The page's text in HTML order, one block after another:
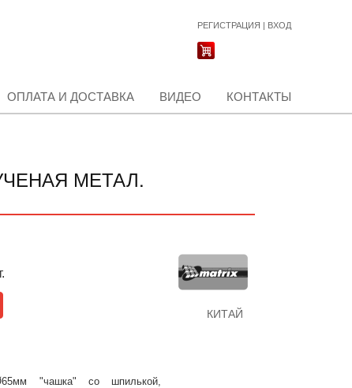
РЕГИСТРАЦИЯ | ВХОД
ОПЛАТА И ДОСТАВКА ВИДЕО КОНТАКТЫ
МЕТАЛ.
"чашка" со шпилькой,
КИТАЙ